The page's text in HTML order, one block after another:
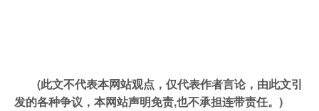
(此文不代表本网站观点，仅代表作者言论，由此文引
发的各种争议，本网站声明免责,也不承担连带责任。)